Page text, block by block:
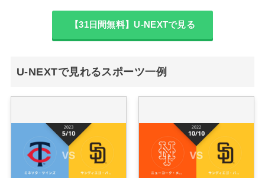
【31日間無料】U-NEXTで見る
U-NEXTで見れるスポーツ一例